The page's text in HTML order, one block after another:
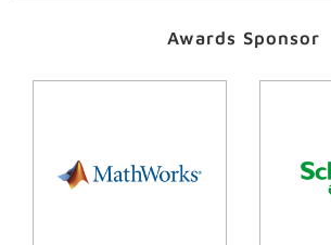
Awards Sponsor